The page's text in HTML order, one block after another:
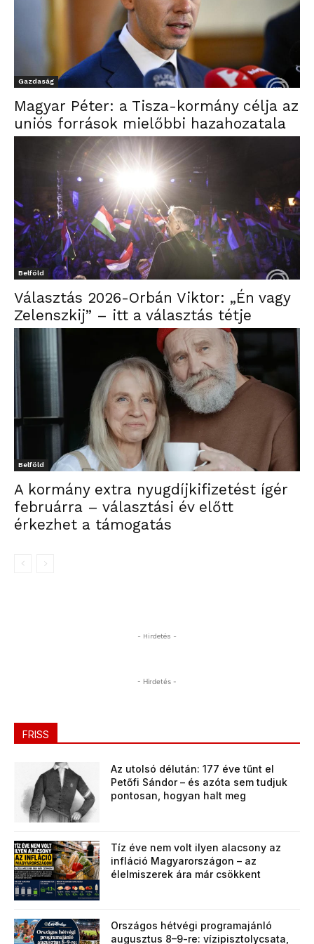
Gazdaság
Magyar Péter: a Tisza-kormány célja az
uniós források mielőbbi hazahozatala
Belföld
Választás 2026-Orbán Viktor: „Én vagy
Zelenszkij” – itt a választás tétje
Belföld
A kormány extra nyugdíjkifizetést ígér
februárra – választási év előtt
érkezhet a támogatás
- Hirdetés -
- Hirdetés -
FRISS
Az utolsó délután: 177 éve tűnt el
Petőfi Sándor – és azóta sem tudjuk
pontosan, hogyan halt meg
Tíz éve nem volt ilyen alacsony az
infláció Magyarországon – az
élelmiszerek ára már csökkent
Országos hétvégi programajánló
augusztus 8–9-re: vízipisztolycsata,